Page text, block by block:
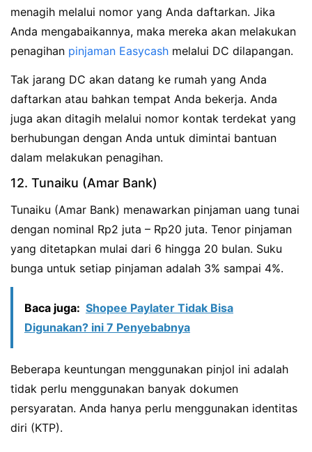
menagih melalui nomor yang Anda daftarkan. Jika
Anda mengabaikannya, maka mereka akan melakukan
penagihan pinjaman Easycash melalui DC dilapangan.
Tak jarang DC akan datang ke rumah yang Anda
daftarkan atau bahkan tempat Anda bekerja. Anda
juga akan ditagih melalui nomor kontak terdekat yang
berhubungan dengan Anda untuk dimintai bantuan
dalam melakukan penagihan.
12. Tunaiku (Amar Bank)
Tunaiku (Amar Bank) menawarkan pinjaman uang tunai
dengan nominal Rp2 juta – Rp20 juta. Tenor pinjaman
yang ditetapkan mulai dari 6 hingga 20 bulan. Suku
bunga untuk setiap pinjaman adalah 3% sampai 4%.
Baca juga: Shopee Paylater Tidak Bisa
Digunakan? ini 7 Penyebabnya
Beberapa keuntungan menggunakan pinjol ini adalah
tidak perlu menggunakan banyak dokumen
persyaratan. Anda hanya perlu menggunakan identitas
diri (KTP).